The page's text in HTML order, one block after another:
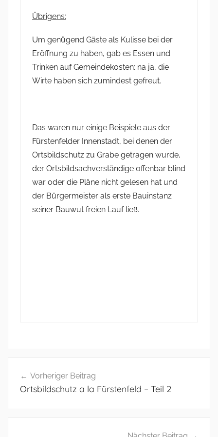
Übrigens:
Um genügend Gäste als Kulisse bei der
Eröffnung zu haben, gab es Essen und
Trinken auf Gemeindekosten; na ja, die
Wirte haben sich zumindest gefreut.
Das waren nur einige Beispiele aus der
Fürstenfelder Innenstadt, bei denen der
Ortsbildschutz zu Grabe getragen wurde,
der Ortsbildsachverständige offenbar blind
war oder die Pläne nicht gelesen hat und
der Bürgermeister als erste Bauinstanz
seiner Bauwut freien Lauf ließ.
Vorheriger Beitrag
Ortsbildschutz a la Fürstenfeld – Teil 2